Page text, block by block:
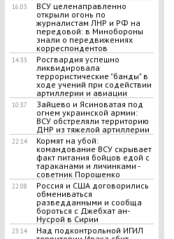
16:03
ВСУ целенаправленно
открыли огонь по
журналистам ЛНР и РФ на
передовой: в Минобороны
знали о передвижениях
корреспондентов
14:33
Росгвардия успешно
ликвидировала
террористические "банды" в
ходе учений при содействии
артиллерии и авиации
10:37
Зайцево и Ясиноватая под
огнем украинской армии:
ВСУ обстреляли территорию
ДНР из тяжелой артиллерии
22:14
Кормят на убой:
командование ВСУ скрывает
факт питания бойцов едой с
тараканами и личинками -
советник Порошенко
22:08
Россия и США договорились
обмениваться
разведданными и сообща
бороться с Джебхат ан-
Нусрой в Сирии
23:14
Над подконтрольной ИГИЛ